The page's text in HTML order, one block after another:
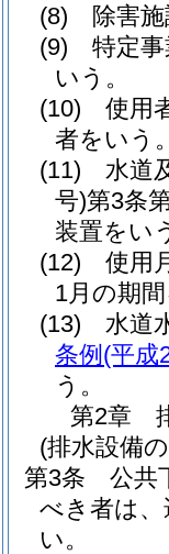
(8)
除害
(9)
特定
いう。
(10)
使用
者をいう
(11)
水道
号)第3条
装置をい
(12)
使用
1月の期
(13)
水
条例 (平成
う。
第2章
(排水設備
第3条
公共
べき者は
い。